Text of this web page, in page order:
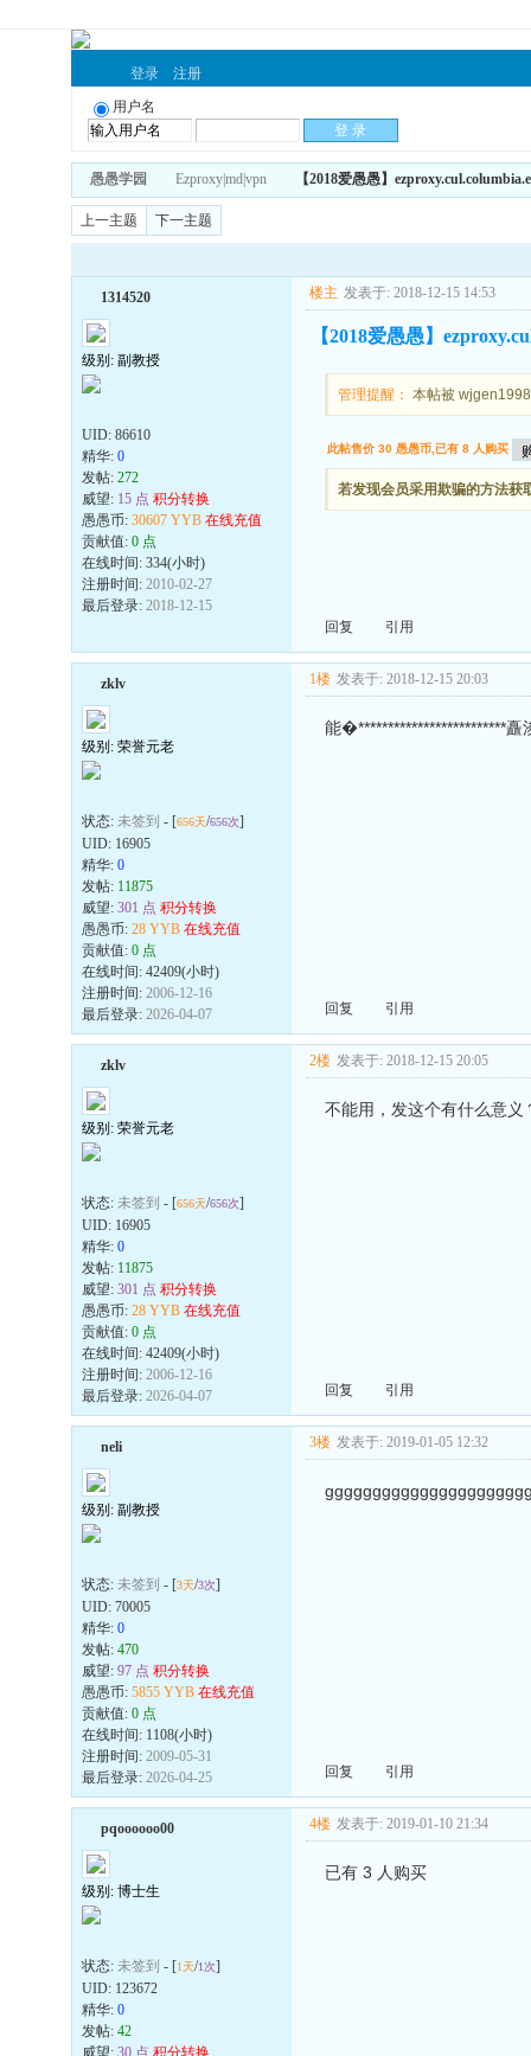
登录 注册
用户名
愚愚学园 Ezproxy|md|vpn 【2018爱愚愚】
上一主题 下一主题
1314520
级别: 副教授
UID: 86610
精华: 0
发帖: 272
威望: 15 点 积分转换
愚愚币: 30607 YYB 在线充值
贡献值: 0 点
在线时间: 334(小时)
注册时间: 2010-02-27
最后登录: 2018-12-15
楼主 发表于: 2018-12-15 14:53
【2018爱愚愚】
管理提醒： 本帖被
此帖售价 30 愚愚币,已有 8 人购买
若发现会员采用欺骗的方法获
回复 引用
zklv
级别: 荣誉元老
状态: 未签到 - [656天/656次]
UID: 16905
精华: 0
发帖: 11875
威望: 301 点 积分转换
愚愚币: 28 YYB 在线充值
贡献值: 0 点
在线时间: 42409(小时)
注册时间: 2006-12-16
最后登录: 2026-04-07
1楼 发表于: 2018-12-15 20:03
能�*************************
回复 引用
zklv
级别: 荣誉元老
状态: 未签到 - [656天/656次]
UID: 16905
精华: 0
发帖: 11875
威望: 301 点 积分转换
愚愚币: 28 YYB 在线充值
贡献值: 0 点
在线时间: 42409(小时)
注册时间: 2006-12-16
最后登录: 2026-04-07
2楼 发表于: 2018-12-15 20:05
不能用，发这个有什么意义
回复 引用
neli
级别: 副教授
状态: 未签到 - [3天/3次]
UID: 70005
精华: 0
发帖: 470
威望: 97 点 积分转换
愚愚币: 5855 YYB 在线充值
贡献值: 0 点
在线时间: 1108(小时)
注册时间: 2009-05-31
最后登录: 2026-04-25
3楼 发表于: 2019-01-05 12:32
回复 引用
pqoooooo00
级别: 博士生
状态: 未签到 - [1天/1次]
UID: 123672
精华: 0
发帖: 42
威望: 30 点 积分转换
4楼 发表于: 2019-01-10 21:34
已有 3 人购买